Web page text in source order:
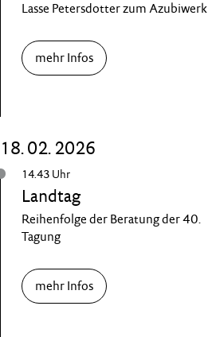
Lasse Petersdotter zum Azubiwerk
mehr Infos
18. 02. 2026
14.43 Uhr
Landtag
Reihenfolge der Beratung der 40.
Tagung
mehr Infos